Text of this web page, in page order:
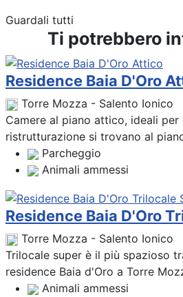
Guardali tutti
Ti potrebbero
Residence Baia D'Oro
Torre Mozza - Salento Ionico
Camere al piano attico, ideali
ristrutturazione si trovano al
Parcheggio
Animali ammessi
Residence Baia D'Oro
Torre Mozza - Salento Ionico
Trilocale super è il più spazioso
residence Baia d'Oro a Torre
Animali ammessi